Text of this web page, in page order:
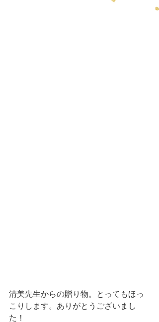
清美先生からの贈り物。とってもほっ
こりします。ありがとうございまし
た！